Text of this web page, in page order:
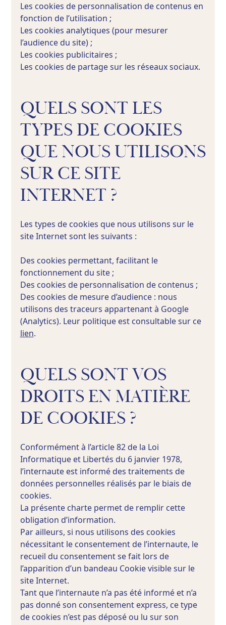
Les cookies de personnalisation de contenus en
fonction de l’utilisation ;
Les cookies analytiques (pour mesurer
l’audience du site) ;
Les cookies publicitaires ;
Les cookies de partage sur les réseaux sociaux.
QUELS SONT LES
TYPES DE COOKIES
QUE NOUS UTILISONS
SUR CE SITE
INTERNET ?
Les types de cookies que nous utilisons sur le
site Internet sont les suivants :
Des cookies permettant, facilitant le
fonctionnement du site ;
Des cookies de personnalisation de contenus ;
Des cookies de mesure d’audience : nous
utilisons des traceurs appartenant à Google
(Analytics). Leur politique est consultable sur ce
lien.
QUELS SONT VOS
DROITS EN MATIÈRE
DE COOKIES ?
Conformément à l’article 82 de la Loi
Informatique et Libertés du 6 janvier 1978,
l’internaute est informé des traitements de
données personnelles réalisés par le biais de
cookies.
La présente charte permet de remplir cette
obligation d’information.
Par ailleurs, si nous utilisons des cookies
nécessitant le consentement de l’internaute, le
recueil du consentement se fait lors de
l’apparition d’un bandeau Cookie visible sur le
site Internet.
Tant que l’internaute n’a pas été informé et n’a
pas donné son consentement express, ce type
de cookies n’est pas déposé ou lu sur son